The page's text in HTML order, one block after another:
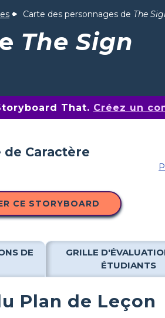
Carte des personnages de The
The Sign
That. Créez un
CE STORYBOARD
DE
GRILLE
ÉTUDIANTS
Plan de Leçon